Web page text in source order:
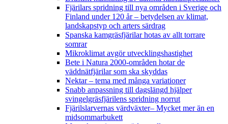
Fjärilars spridning till nya områden i Sverige och
Finland under 120 år– betydelsen av klimat,
landskapstyp och arters särdrag
Spanska kamgräsfjärilar hotas av allt torrare
somrar
Mikroklimat avgör utvecklingshastighet
Bete i Natura 2000-områden hotar de
väddnätfjärilar som ska skyddas
Nektar – tema med många variationer
Snabb anpassning till dagslängd hjälper
svingelgräsfjärilens spridning norrut
Fjärilslarvernas värdväxter– Mycket mer än en
midsommarbukett